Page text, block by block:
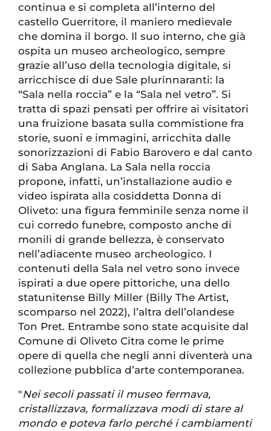
continua e si completa all’interno del
castello Guerritore, il maniero medievale
che domina il borgo. Il suo interno, che già
ospita un museo archeologico, sempre
grazie all’uso della tecnologia digitale, si
arricchisce di due Sale plurinnaranti: la
“Sala nella roccia” e la “Sala nel vetro”. Si
tratta di spazi pensati per offrire ai visitatori
una fruizione basata sulla commistione fra
storie, suoni e immagini, arricchita dalle
sonorizzazioni di Fabio Barovero e dal canto
di Saba Anglana. La Sala nella roccia
propone, infatti, un’installazione audio e
video ispirata alla cosiddetta Donna di
Oliveto: una figura femminile senza nome il
cui corredo funebre, composto anche di
monili di grande bellezza, è conservato
nell’adiacente museo archeologico. I
contenuti della Sala nel vetro sono invece
ispirati a due opere pittoriche, una dello
statunitense Billy Miller (Billy The Artist,
scomparso nel 2022), l’altra dell’olandese
Ton Pret. Entrambe sono state acquisite dal
Comune di Oliveto Citra come le prime
opere di quella che negli anni diventerà una
collezione pubblica d’arte contemporanea.
"Nei secoli passati il museo fermava,
cristallizzava, formalizzava modi di stare al
mondo e poteva farlo perché i cambiamenti